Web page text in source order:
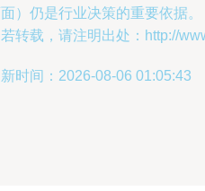
）仍是行业决策的重要依据。
转载，请注明出处：http://
时间：2026-08-06 01:05:43